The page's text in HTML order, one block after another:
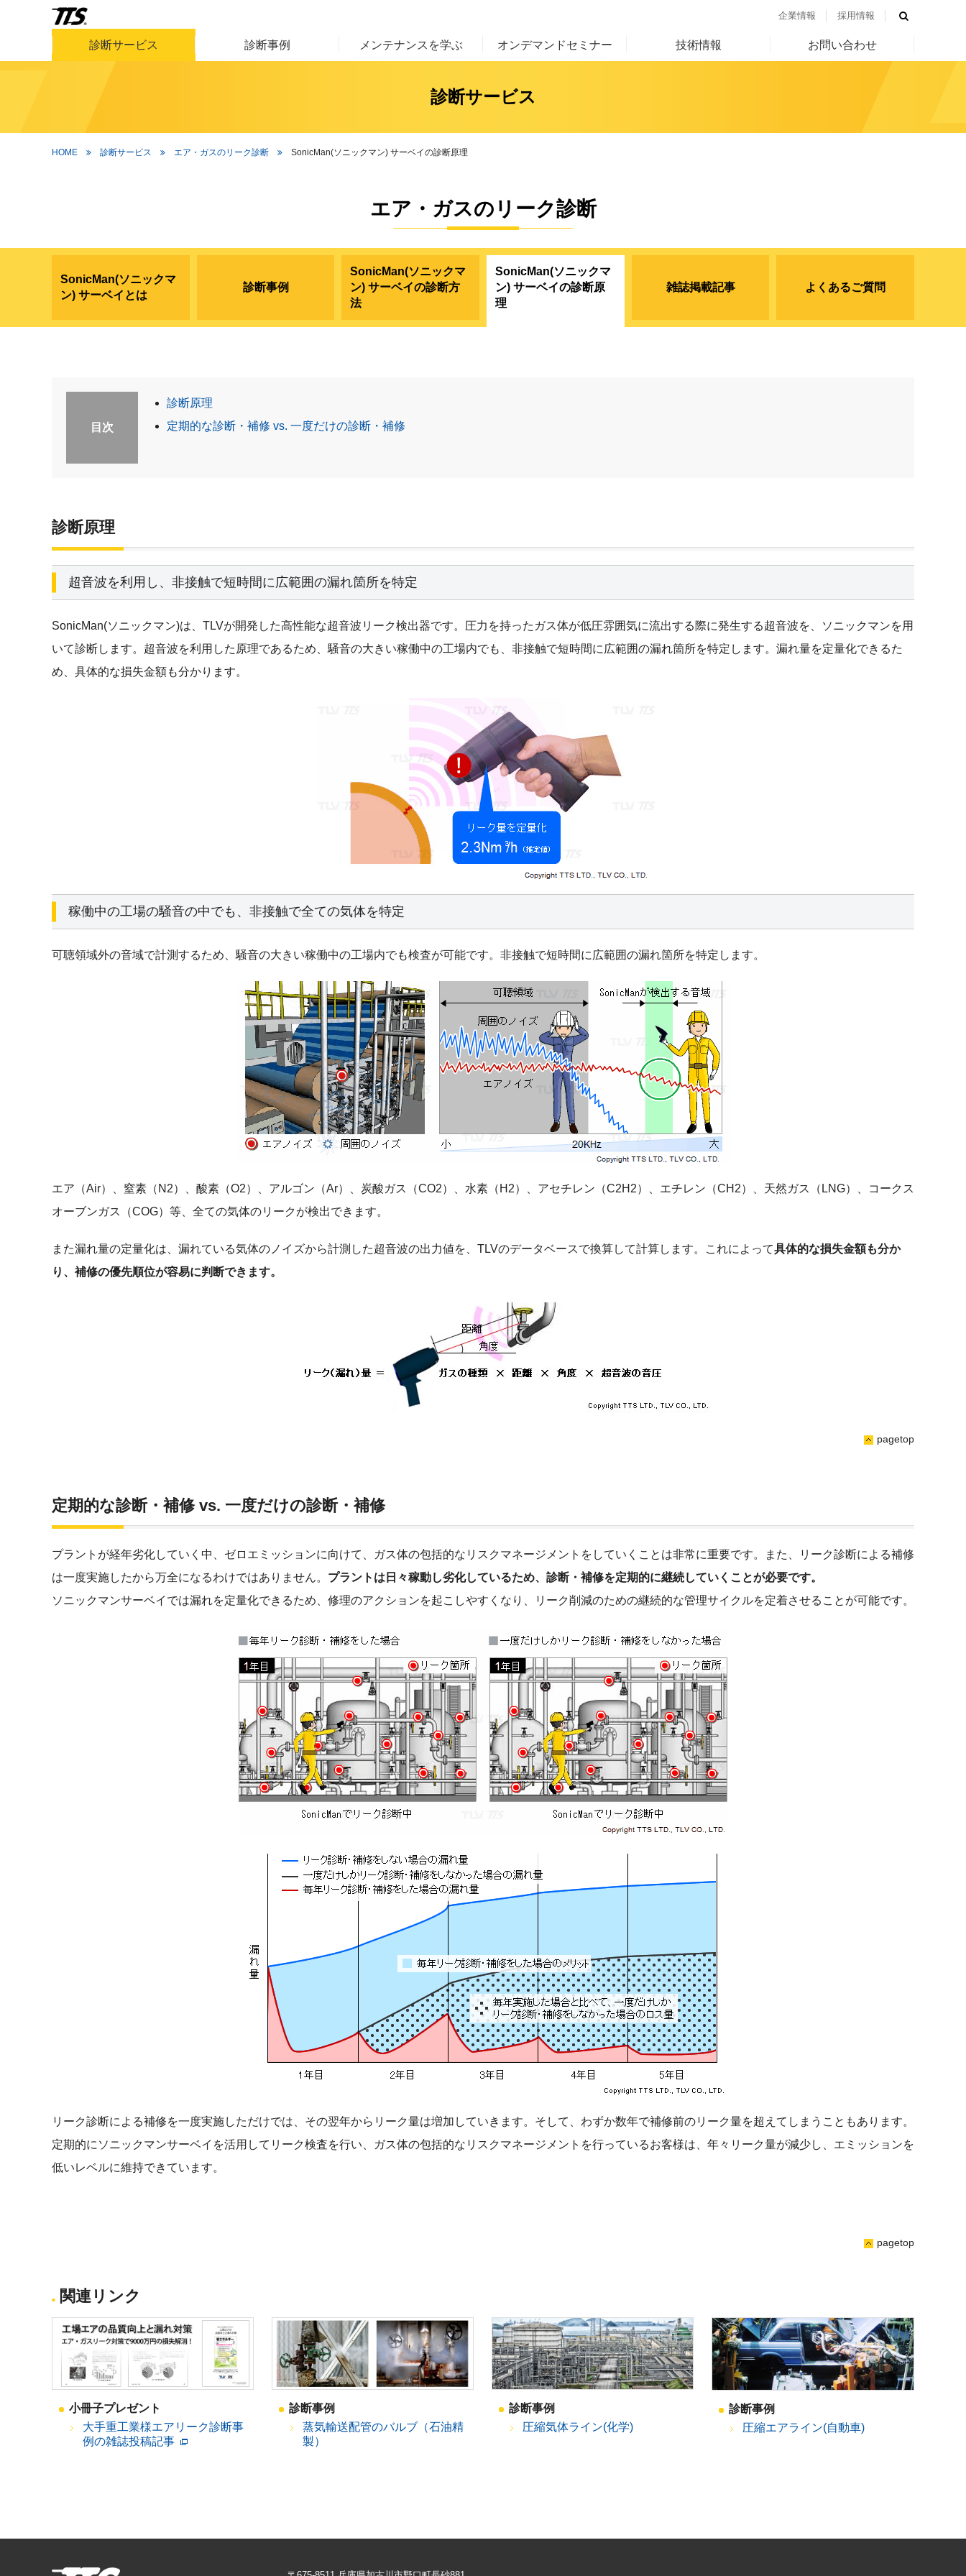
診断サービス 診断事例 メンテナンスを学ぶ オンデマンドセミナー 技術情報 お問い合わせ
企業情報 採用情報
診断サービス
HOME 診断サービス エア・ガスのリーク診断 SonicMan(ソニックマン) サーベイの診断原理
エア・ガスのリーク診断
SonicMan(ソニックマ
ン) サーベイとは
診断事例
SonicMan(ソニックマ
ン) サーベイの診断方
法
SonicMan(ソニックマ
ン) サーベイの診断原
理
雑誌掲載記事 よくあるご質問
目次
診断原理
定期的な診断・補修 vs. 一度だけの診断・補修
診断原理
超音波を利用し、非接触で短時間に広範囲の漏れ箇所を特定
SonicMan(ソニックマン)は、TLVが開発した高性能な超音波リーク検出器です。圧力を持ったガス体が低圧雰囲気に流出する際に発生する超音波を、ソニックマンを用
いて診断します。超音波を利用した原理であるため、騒音の大きい稼働中の工場内でも、非接触で短時間に広範囲の漏れ箇所を特定します。漏れ量を定量化できるた
め、具体的な損失金額も分かります。
稼働中の工場の騒音の中でも、非接触で全ての気体を特定
可聴領域外の音域で計測するため、騒音の大きい稼働中の工場内でも検査が可能です。非接触で短時間に広範囲の漏れ箇所を特定します。
エア（Air）、窒素（N2）、酸素（O2）、アルゴン（Ar）、炭酸ガス（CO2）、水素（H2）、アセチレン（C2H2）、エチレン（CH2）、天然ガス（LNG）、コークス
オーブンガス（COG）等、全ての気体のリークが検出できます。
また漏れ量の定量化は、漏れている気体のノイズから計測した超音波の出力値を、TLVのデータベースで換算して計算します。これによって具体的な損失金額も分か
り、補修の優先順位が容易に判断できます。
pagetop
定期的な診断・補修 vs. 一度だけの診断・補修
プラントが経年劣化していく中、ゼロエミッションに向けて、ガス体の包括的なリスクマネージメントをしていくことは非常に重要です。また、リーク診断による補修
は一度実施したから万全になるわけではありません。 プラントは日々稼動し劣化しているため、診断・補修を定期的に継続していくことが必要です。
ソニックマンサーベイでは漏れを定量化できるため、修理のアクションを起こしやすくなり、リーク削減のための継続的な管理サイクルを定着させることが可能です。
リーク診断による補修を一度実施しただけでは、その翌年からリーク量は増加していきます。そして、わずか数年で補修前のリーク量を超えてしまうこともあります。
定期的にソニックマンサーベイを活用してリーク検査を行い、ガス体の包括的なリスクマネージメントを行っているお客様は、年々リーク量が減少し、エミッションを
低いレベルに維持できています。
pagetop
関連リンク
小冊子プレゼント
大手重工業様エアリーク診断事
例の雑誌投稿記事
診断事例
蒸気輸送配管のバルブ（石油精
製）
診断事例
圧縮気体ライン(化学)
診断事例
圧縮エアライン(自動車)